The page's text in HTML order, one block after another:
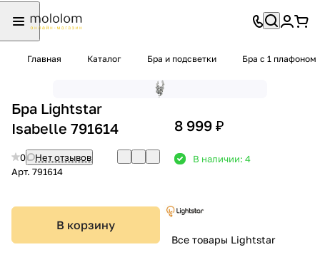
Главная Каталог Бра и подсветки Бра с 1 плафоном
Бра Lightstar
Isabelle 791614
0
Нет отзывов
Арт. 791614
В корзину
8 999 ₽
В наличии: 4
Все товары Lightstar